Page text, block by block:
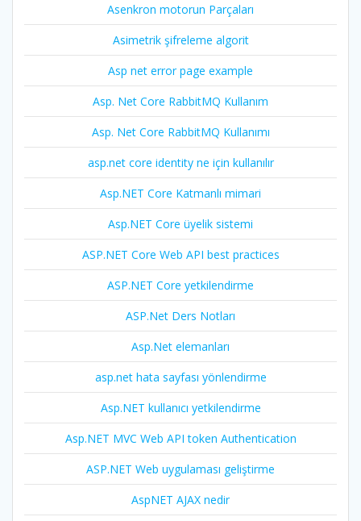
Asenkron motorun Parçaları
Asimetrik şifreleme algorit
Asp net error page example
Asp. Net Core RabbitMQ Kullanım
Asp. Net Core RabbitMQ Kullanımı
asp.net core identity ne için kullanılır
Asp.NET Core Katmanlı mimari
Asp.NET Core üyelik sistemi
ASP.NET Core Web API best practices
ASP.NET Core yetkilendirme
ASP.Net Ders Notları
Asp.Net elemanları
asp.net hata sayfası yönlendirme
Asp.NET kullanıcı yetkilendirme
Asp.NET MVC Web API token Authentication
ASP.NET Web uygulaması geliştirme
AspNET AJAX nedir